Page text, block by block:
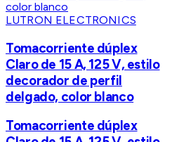
LUTRON ELECTRONICS
Tomacorriente dúplex
Claro de 15 A, 125 V, estilo
decorador de perfil
delgado, color blanco
Tomacorriente dúplex